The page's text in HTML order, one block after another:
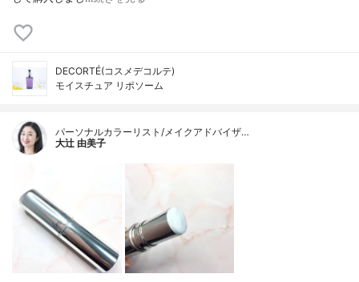
DECORTÉ(コスメデコルテ)
モイスチュア リポソーム
パーソナルカラーリスト/メイクアドバイザ…
大辻 由美子